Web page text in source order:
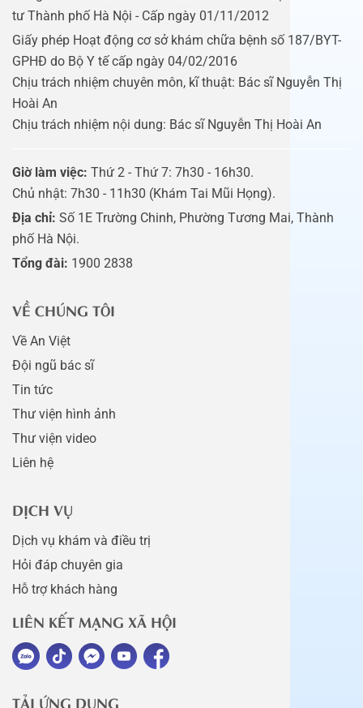
tư Thành phố Hà Nội - Cấp ngày 01/11/2012
Giấy phép Hoạt động cơ sở khám chữa bệnh số 187/BYT-
GPHĐ do Bộ Y tế cấp ngày 04/02/2016
Chịu trách nhiệm chuyên môn, kĩ thuật: Bác sĩ Nguyễn Thị
Hoài An
Chịu trách nhiệm nội dung: Bác sĩ Nguyễn Thị Hoài An
Giờ làm việc: Thứ 2 - Thứ 7: 7h30 - 16h30.
Chủ nhật: 7h30 - 11h30 (Khám Tai Mũi Họng).
Địa chỉ: Số 1E Trường Chinh, Phường Tương Mai, Thành
phố Hà Nội.
Tổng đài: 1900 2838
VỀ CHÚNG TÔI
Về An Việt
Đội ngũ bác sĩ
Tin tức
Thư viện hình ảnh
Thư viện video
Liên hệ
DỊCH VỤ
Dịch vụ khám và điều trị
Hỏi đáp chuyên gia
Hỗ trợ khách hàng
LIÊN KẾT MẠNG XÃ HỘI
TẢI ỨNG DỤNG